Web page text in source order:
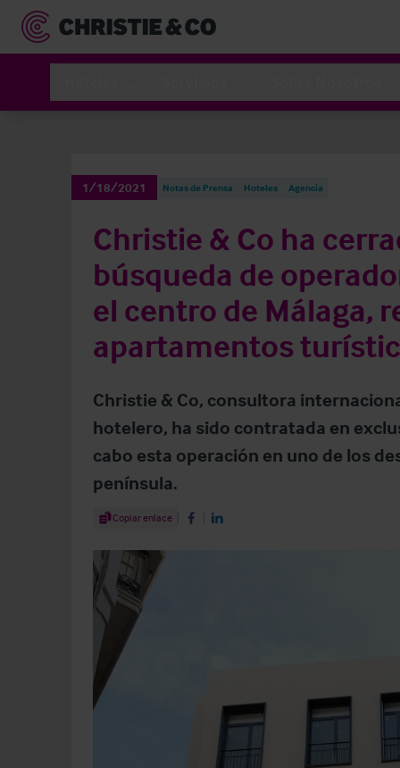
1/18/2021 Notas de Prensa Hoteles Agencia
Christie & Co ha
búsqueda de
el centro de Málaga,
apartamentos
Christie & Co, consultora
hotelero, ha sido contratada en
cabo esta operación en uno de los
península.
Share Article
Copiar enlace Share on Facebook
Share on LinkedIn